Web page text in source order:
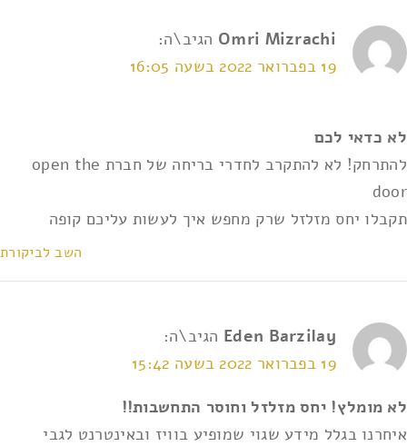
Omri Mizrachi הגיב\ה:
19 בפברואר 2022 בשעה 16:05
לא כדאי לכם
להתרחק! לא להתקרב לחדרי בריחה של חברת open the
door
תקבלו יחס מזלזל שרק מחפש איך לעשות עליכם קופה
השב לביקורת
Eden Barzilay הגיב\ה:
19 בפברואר 2022 בשעה 15:42
לא מומלץ! יחס מזלזל וחוסר התחשבות!!
איחרנו בגלל מידע שגוי שמופיע בוויז ובאינטרנט לגבי